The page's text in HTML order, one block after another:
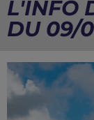
L'INFO
DU 09/